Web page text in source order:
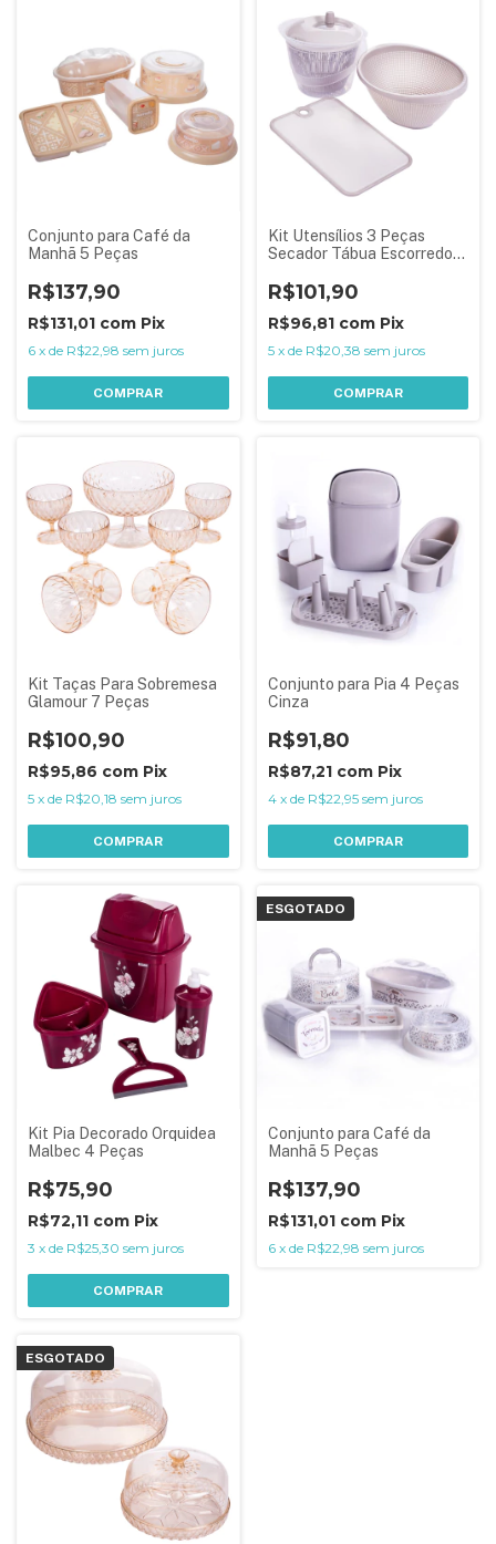
Conjunto para Café da
Manhã 5 Peças
R$137,90
R$131,01 com Pix
6 x de R$22,98 sem juros
COMPRAR
Kit Utensílios 3 Peças
Secador Tábua Escorredor
R$101,90
R$96,81 com Pix
5 x de R$20,38 sem juros
COMPRAR
Kit Taças Para Sobremesa
Glamour 7 Peças
R$100,90
R$95,86 com Pix
5 x de R$20,18 sem juros
COMPRAR
Conjunto para Pia 4 Peças
Cinza
R$91,80
R$87,21 com Pix
4 x de R$22,95 sem juros
COMPRAR
Kit Pia Decorado Orquidea
Malbec 4 Peças
R$75,90
R$72,11 com Pix
3 x de R$25,30 sem juros
COMPRAR
ESGOTADO
Conjunto para Café da
Manhã 5 Peças
R$137,90
R$131,01 com Pix
6 x de R$22,98 sem juros
ESGOTADO